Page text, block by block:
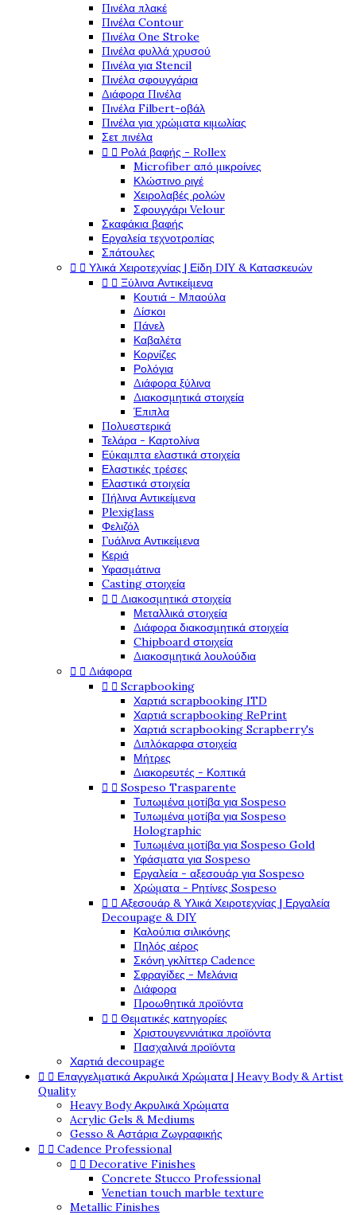
Πινέλα πλακέ
Πινέλα Contour
Πινέλα One Stroke
Πινέλα φυλλά χρυσού
Πινέλα για Stencil
Πινέλα σφουγγάρια
Διάφορα Πινέλα
Πινέλα Filbert-οβάλ
Πινέλα για χρώματα κιμωλίας
Σετ πινέλα
  Ρολά βαφής - Rollex
Microfiber από μικροίνες
Κλώστινο ριγέ
Χειρολαβές ρολών
Σφουγγάρι Velour
Σκαφάκια βαφής
Εργαλεία τεχνοτροπίας
Σπάτουλες
  Υλικά Χειροτεχνίας | Είδη DIY & Κατασκευών
  Ξύλινα Αντικείμενα
Κουτιά - Μπαούλα
Δίσκοι
Πάνελ
Καβαλέτα
Κορνίζες
Ρολόγια
Διάφορα ξύλινα
Διακοσμητικά στοιχεία
Έπιπλα
Πολυεστερικά
Τελάρα - Καρτολίνα
Εύκαμπτα ελαστικά στοιχεία
Ελαστικές τρέσες
Ελαστικά στοιχεία
Πήλινα Αντικείμενα
Plexiglass
Φελιζόλ
Γυάλινα Αντικείμενα
Κεριά
Υφασμάτινα
Casting στοιχεία
  Διακοσμητικά στοιχεία
Μεταλλικά στοιχεία
Διάφορα διακοσμητικά στοιχεία
Chipboard στοιχεία
Διακοσμητικά λουλούδια
  Διάφορα
  Scrapbooking
Χαρτιά scrapbooking ITD
Χαρτιά scrapbooking RePrint
Χαρτιά scrapbooking Scrapberry's
Διπλόκαρφα στοιχεία
Μήτρες
Διακορευτές - Κοπτικά
  Sospeso Trasparente
Τυπωμένα μοτίβα για Sospeso
Τυπωμένα μοτίβα για Sospeso
Holographic
Τυπωμένα μοτίβα για Sospeso Gold
Υφάσματα για Sospeso
Εργαλεία - αξεσουάρ για Sospeso
Χρώματα - Ρητίνες Sospeso
  Αξεσουάρ & Υλικά Χειροτεχνίας | Εργαλεία
Decoupage & DIY
Καλούπια σιλικόνης
Πηλός αέρος
Σκόνη γκλίττερ Cadence
Σφραγίδες - Μελάνια
Διάφορα
Προωθητικά προϊόντα
  Θεματικές κατηγορίες
Χριστουγεννιάτικα προϊόντα
Πασχαλινά προϊόντα
Χαρτιά decoupage
  Επαγγελματικά Ακρυλικά Χρώματα | Heavy Body & Artist
Quality
Heavy Body Ακρυλικά Χρώματα
Acrylic Gels & Mediums
Gesso & Αστάρια Ζωγραφικής
  Cadence Professional
  Decorative Finishes
Concrete Stucco Professional
Venetian touch marble texture
Metallic Finishes